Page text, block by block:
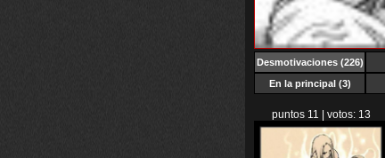
Desmotivaciones(226)
En la principal (3)
puntos 11 | votos: 13